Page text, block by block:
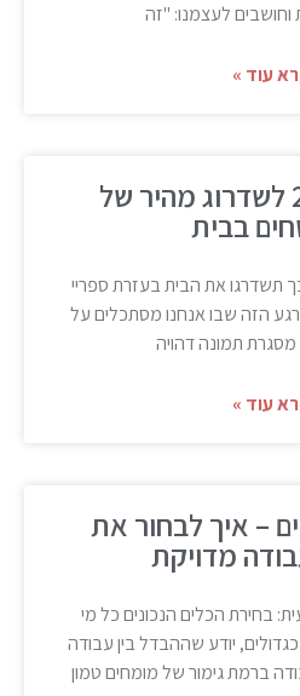
וחושבים לעצמנו: "זה
עוד »
ספריי לכה 2X לשדרוג מהיר של
בבית
תשדרגו את הבית בעזרת ספריי
הזה שבו אנחנו מסתכלים על
מסגרת תמונה דהויה
עוד »
– איך לבחור את
מדויקת
בחירת הכלים הנכונים כל מי
יודע שההבדל בין עבודה
ברמת גימור של מומחים טמון